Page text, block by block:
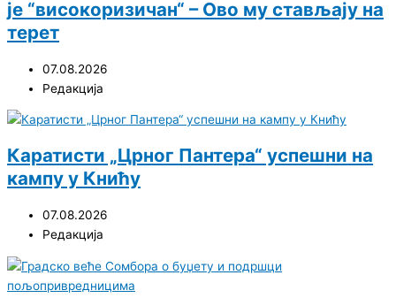
је “високоризичан“ – Ово му стављају на
терет
07.08.2026
Редакција
Каратисти „Црног Пантера“ успешни на
кампу у Книћу
07.08.2026
Редакција